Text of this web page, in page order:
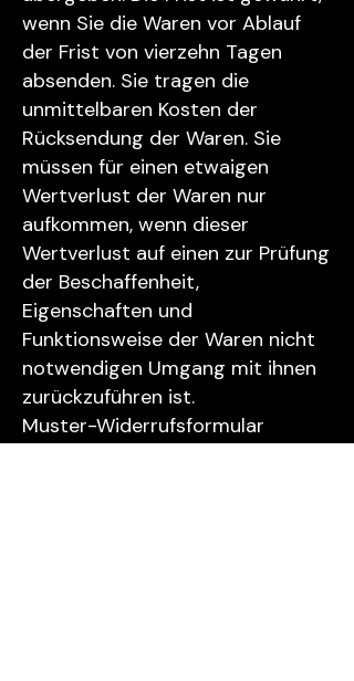
wenn Sie die Waren vor Ablauf
der Frist von vierzehn Tagen
absenden. Sie tragen die
unmittelbaren Kosten der
Rücksendung der Waren. Sie
müssen für einen etwaigen
Wertverlust der Waren nur
aufkommen, wenn dieser
Wertverlust auf einen zur Prüfung
der Beschaffenheit,
Eigenschaften und
Funktionsweise der Waren nicht
notwendigen Umgang mit ihnen
zurückzuführen ist.
Muster-Widerrufsformular